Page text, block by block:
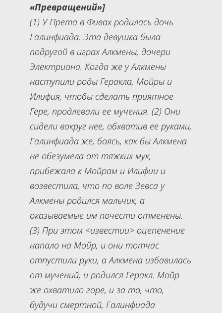
«Превращений»]
(1) У Прета в Фивах родилась дочь
Галинфиада. Эта девушка была
подругой в играх Алкмены, дочери
Электриона. Когда же у Алкмены
наступили роды Геракла, Мойры и
Илифия, чтобы сделать приятное
Гере, продлевали ее мучения. (2) Они
сидели вокруг нее, обхватив ее руками,
Галинфиада же, боясь, как бы Алкмена
не обезумела от тяжких мук,
прибежала к Мойрам и Илифии и
возвестила, что по воле Зевса у
Алкмены родился мальчик, а
оказываемые им почести отменены.
(3) При этом <известии> оцепенение
напало на Мойр, и они тотчас
отпустили руки, а Алкмена избавилась
от мучений, и родился Геракл. Мойр
же охватило горе, и за то, что,
будучи смертной, Галинфиада